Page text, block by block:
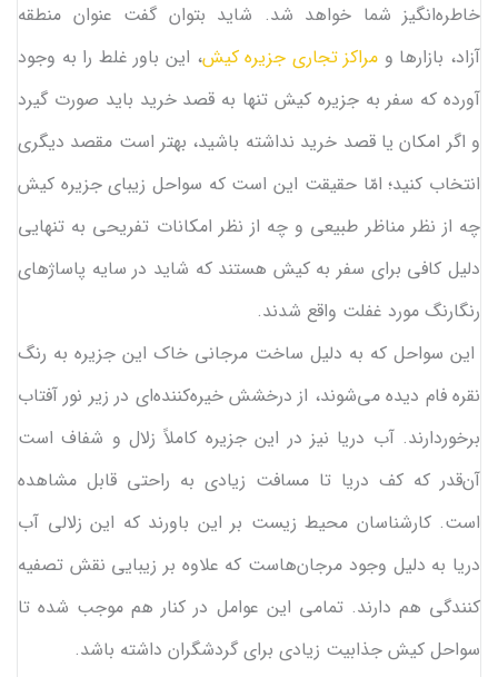
خاطره‌انگیز شما خواهد شد. شاید بتوان گفت عنوان منطقه
آزاد، بازارها و مراکز تجاری جزیره کیش، این باور غلط را به وجود
آورده که سفر به جزیره کیش تنها به قصد خرید باید صورت گیرد
و اگر امکان یا قصد خرید نداشته باشید، بهتر است مقصد دیگری
انتخاب کنید؛ امّا حقیقت این است که سواحل زیبای جزیره کیش
چه از نظر مناظر طبیعی و چه از نظر امکانات تفریحی به تنهایی
دلیل کافی برای سفر به کیش هستند که شاید در سایه پاساژهای
رنگارنگ مورد غفلت واقع شدند.
این سواحل که به دلیل ساخت مرجانی خاک این جزیره به رنگ
نقره فام دیده می‌شوند، از درخشش خیره‌کننده‌ای در زیر نور آفتاب
برخوردارند. آب دریا نیز در این جزیره کاملاً زلال و شفاف است
آن‌قدر که کف دریا تا مسافت زیادی به راحتی قابل مشاهده
است. کارشناسان محیط زیست بر این باورند که این زلالی آب
دریا به دلیل وجود مرجان‌هاست که علاوه بر زیبایی نقش تصفیه
کنندگی هم دارند. تمامی این عوامل در کنار هم موجب شده تا
سواحل کیش جذابیت زیادی برای گردشگران داشته باشد.